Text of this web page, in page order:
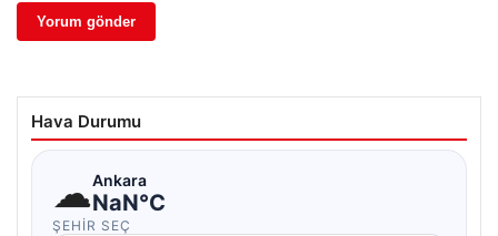
Hava Durumu
☁Ankara
NaN°C
ŞEHIR SEÇ